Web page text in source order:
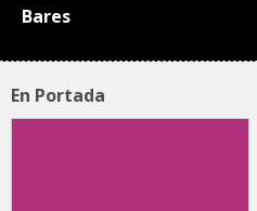
Bares
En Portada